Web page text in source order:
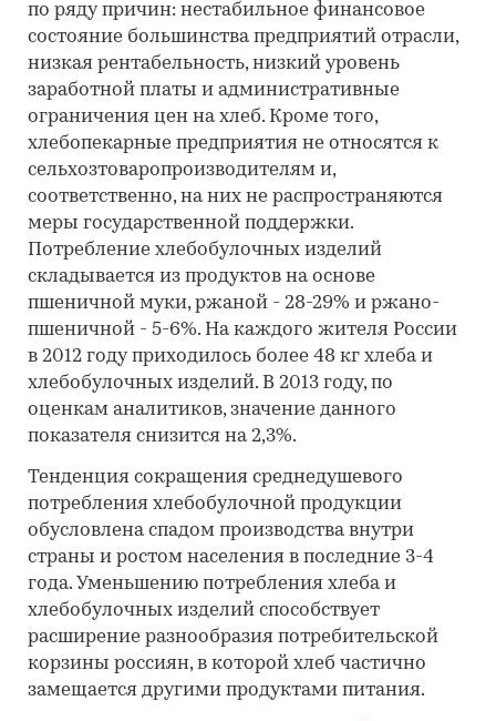
по ряду причин: нестабильное финансовое
состояние большинства предприятий отрасли,
низкая рентабельность, низкий уровень
заработной платы и административные
ограничения цен на хлеб. Кроме того,
хлебопекарные предприятия не относятся к
сельхозтоваропроизводителям и,
соответственно, на них не распространяются
меры государственной поддержки.
Потребление хлебобулочных изделий
складывается из продуктов на основе
пшеничной муки, ржаной - 28-29% и ржано-
пшеничной - 5-6%. На каждого жителя России
в 2012 году приходилось более 48 кг хлеба и
хлебобулочных изделий. В 2013 году, по
оценкам аналитиков, значение данного
показателя снизится на 2,3%.
Тенденция сокращения среднедушевого
потребления хлебобулочной продукции
обусловлена спадом производства внутри
страны и ростом населения в последние 3-4
года. Уменьшению потребления хлеба и
хлебобулочных изделий способствует
расширение разнообразия потребительской
корзины россиян, в которой хлеб частично
замещается другими продуктами питания.